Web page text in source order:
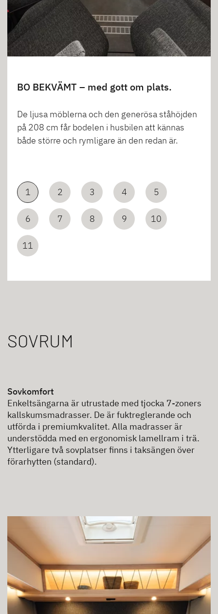
BO BEKVÄMT – med gott om plats.
De ljusa möblerna och den generösa ståhöjden
på 208 cm får bodelen i husbilen att kännas
både större och rymligare än den redan är.
1 2 3 4 5
6 7 8 9 10
11
SOVRUM
Sovkomfort
Enkeltsängarna är utrustade med tjocka 7-zoners
kallskumsmadrasser. De är fuktreglerande och
utförda i premiumkvalitet. Alla madrasser är
understödda med en ergonomisk lamellram i trä.
Ytterligare två sovplatser finns i taksängen över
förarhytten (standard).